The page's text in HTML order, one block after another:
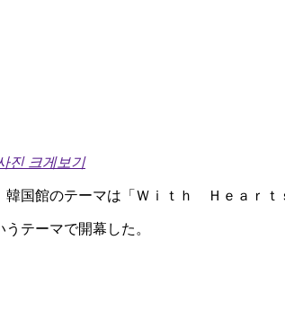
진 크게보기
韓国館のテーマは「Ｗｉｔｈ Ｈｅａ
テーマで開幕した。